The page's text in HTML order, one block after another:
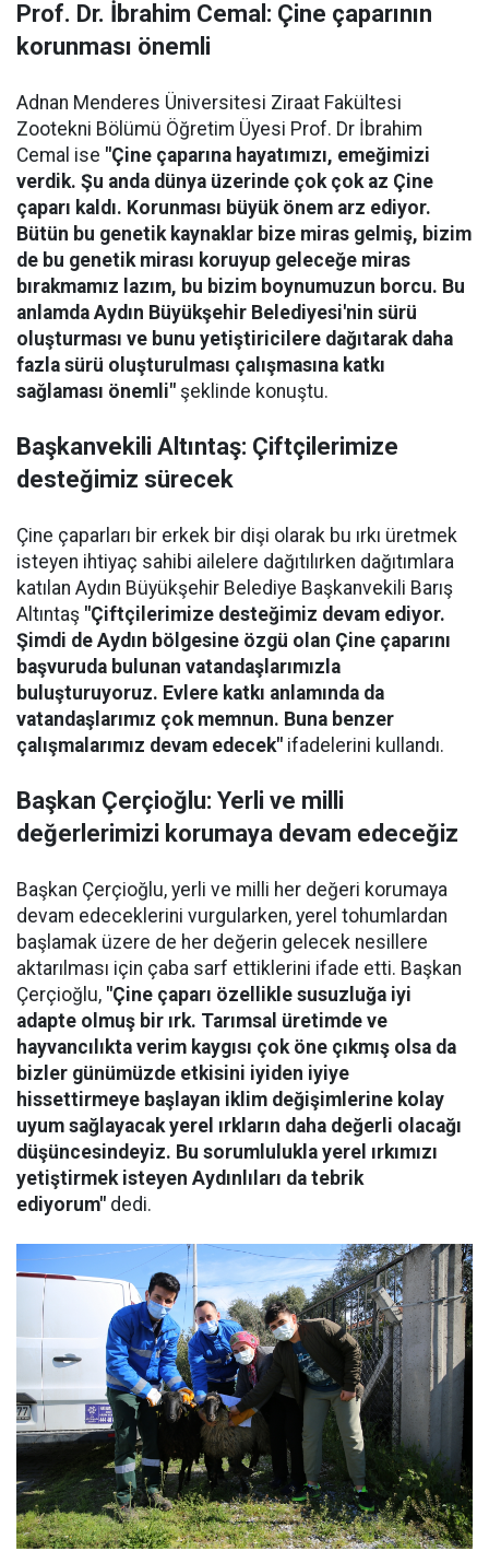
Prof. Dr. İbrahim Cemal: Çine çaparının
korunması önemli
Adnan Menderes Üniversitesi Ziraat Fakültesi
Zootekni Bölümü Öğretim Üyesi Prof. Dr İbrahim
Cemal ise "Çine çaparına hayatımızı, emeğimizi
verdik. Şu anda dünya üzerinde çok çok az Çine
çaparı kaldı. Korunması büyük önem arz ediyor.
Bütün bu genetik kaynaklar bize miras gelmiş, bizim
de bu genetik mirası koruyup geleceğe miras
bırakmamız lazım, bu bizim boynumuzun borcu. Bu
anlamda Aydın Büyükşehir Belediyesi'nin sürü
oluşturması ve bunu yetiştiricilere dağıtarak daha
fazla sürü oluşturulması çalışmasına katkı
sağlaması önemli" şeklinde konuştu.
Başkanvekili Altıntaş: Çiftçilerimize
desteğimiz sürecek
Çine çaparları bir erkek bir dişi olarak bu ırkı üretmek
isteyen ihtiyaç sahibi ailelere dağıtılırken dağıtımlara
katılan Aydın Büyükşehir Belediye Başkanvekili Barış
Altıntaş "Çiftçilerimize desteğimiz devam ediyor.
Şimdi de Aydın bölgesine özgü olan Çine çaparını
başvuruda bulunan vatandaşlarımızla
buluşturuyoruz. Evlere katkı anlamında da
vatandaşlarımız çok memnun. Buna benzer
çalışmalarımız devam edecek" ifadelerini kullandı.
Başkan Çerçioğlu: Yerli ve milli
değerlerimizi korumaya devam edeceğiz
Başkan Çerçioğlu, yerli ve milli her değeri korumaya
devam edeceklerini vurgularken, yerel tohumlardan
başlamak üzere de her değerin gelecek nesillere
aktarılması için çaba sarf ettiklerini ifade etti. Başkan
Çerçioğlu, "Çine çaparı özellikle susuzluğa iyi
adapte olmuş bir ırk. Tarımsal üretimde ve
hayvancılıkta verim kaygısı çok öne çıkmış olsa da
bizler günümüzde etkisini iyiden iyiye
hissettirmeye başlayan iklim değişimlerine kolay
uyum sağlayacak yerel ırkların daha değerli olacağı
düşüncesindeyiz. Bu sorumlulukla yerel ırkımızı
yetiştirmek isteyen Aydınlıları da tebrik
ediyorum" dedi.